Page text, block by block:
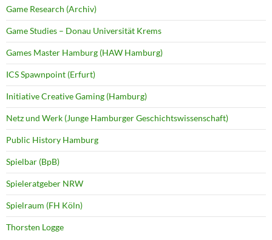
Game Research (Archiv)
Game Studies – Donau Universität Krems
Games Master Hamburg (HAW Hamburg)
ICS Spawnpoint (Erfurt)
Initiative Creative Gaming (Hamburg)
Netz und Werk (Junge Hamburger Geschichtswissenschaft)
Public History Hamburg
Spielbar (BpB)
Spieleratgeber NRW
Spielraum (FH Köln)
Thorsten Logge